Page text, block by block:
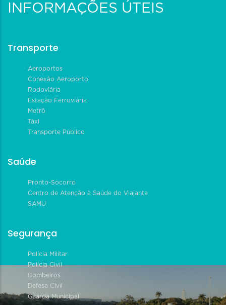
INFORMAÇÕES ÚTEIS
Transporte
Aeroportos
Conexão Aeroporto
Rodoviária
Estação Ferroviária
Metrô
Táxi
Transporte Público
Saúde
Pronto-Socorro
Centro de Atenção à Saúde do Viajante
SAMU
Segurança
Polícia Militar
Polícia Civil
Bombeiros
Defesa Civil
Guarda Municipal